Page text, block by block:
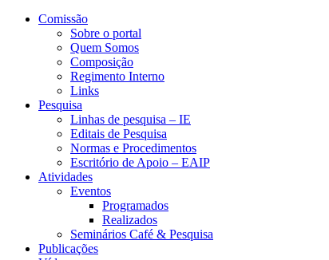
Comissão
Sobre o portal
Quem Somos
Composição
Regimento Interno
Links
Pesquisa
Linhas de pesquisa – IE
Editais de Pesquisa
Normas e Procedimentos
Escritório de Apoio – EAIP
Atividades
Eventos
Programados
Realizados
Seminários Café & Pesquisa
Publicações